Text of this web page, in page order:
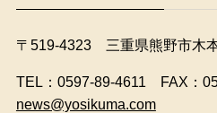
〒519-4323 三重県熊野市木
​TEL：0597-89-4611 FAX：
news@yosikuma.com